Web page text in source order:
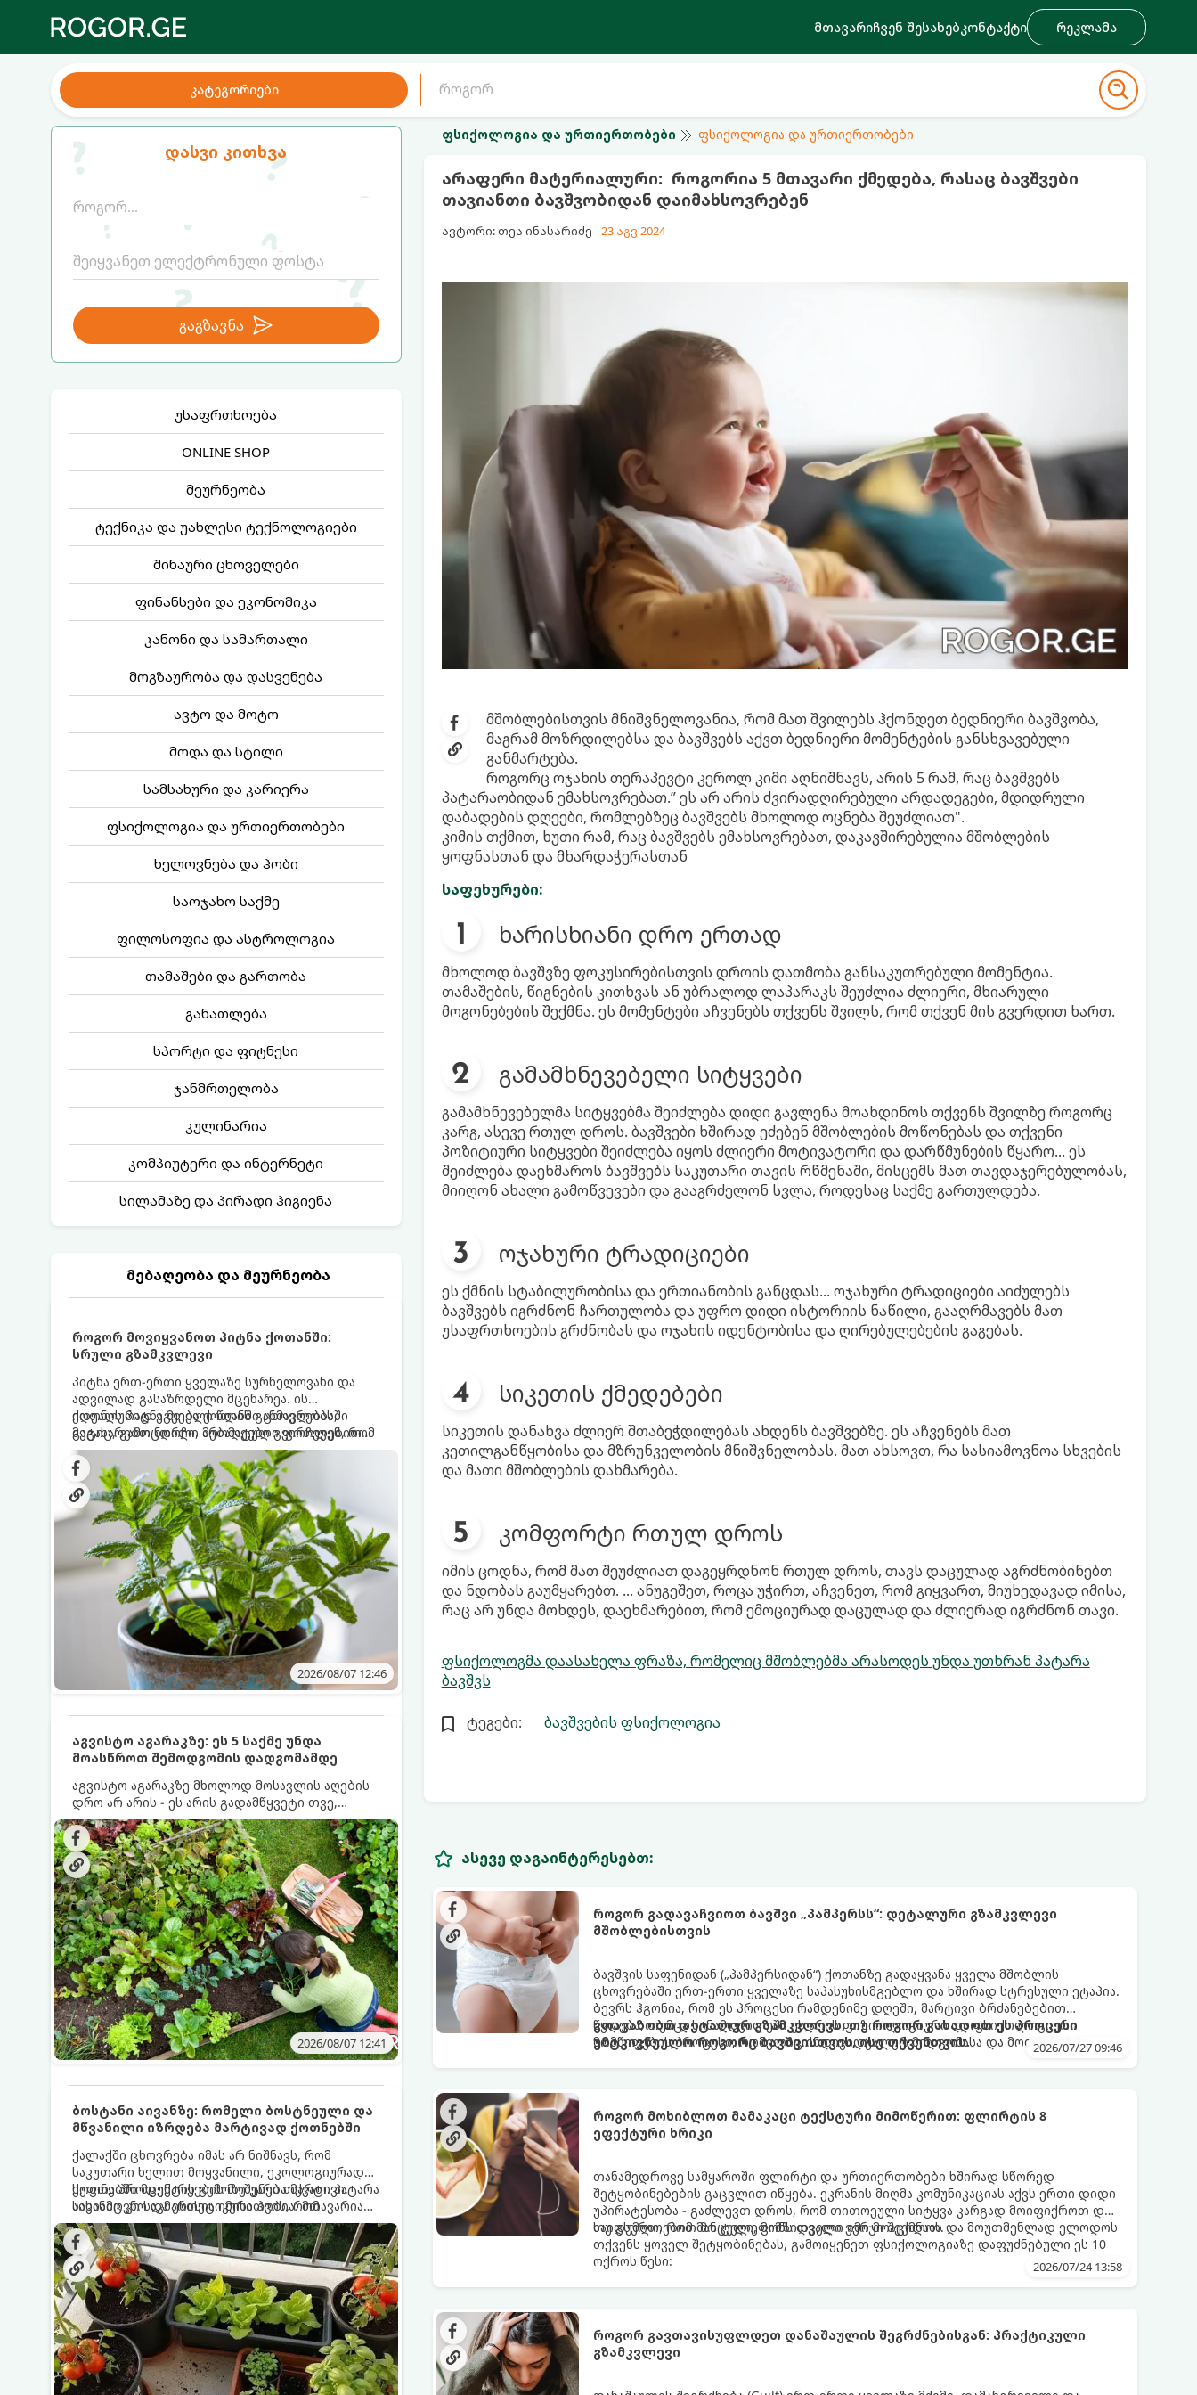
მთავარიჩვენ შესახებკონტაქტი რეკლამა
კატეგორიები
დასვი კითხვა
გაგზავნა
უსაფრთხოება
ONLINE SHOP
მეურნეობა
ტექნიკა და უახლესი ტექნოლოგიები
შინაური ცხოველები
ფინანსები და ეკონომიკა
კანონი და სამართალი
მოგზაურობა და დასვენება
ავტო და მოტო
მოდა და სტილი
სამსახური და კარიერა
ფსიქოლოგია და ურთიერთობები
ხელოვნება და ჰობი
საოჯახო საქმე
ფილოსოფია და ასტროლოგია
თამაშები და გართობა
განათლება
სპორტი და ფიტნესი
ჯანმრთელობა
კულინარია
კომპიუტერი და ინტერნეტი
სილამაზე და პირადი ჰიგიენა
მებაღეობა და მეურნეობა
როგორ მოვიყვანოთ პიტნა ქოთანში:
სრული გზამკვლევი
პიტნა ერთ-ერთი ყველაზე სურნელოვანი და
ადვილად გასაზრდელი მცენარეა. ის
იდეალურად ეგუება ქოთანში ცხოვრებას,
მეტიც, გამოცდილი მებაღეები გვირჩევენ, რომ
პიტნა მხოლოდ ქოთანში მოვიყვანოთ, რადგან
ღია გრუნტში (ბაღში) დარგვისას ის ფესვებით
ძალიან სწრაფად ვრცელდება და სხვა
მცენარეებს ავიწროებს.
ქოთნის პიტნა მთელი წლის განმავლობაში
გაგახარებთ ნორჩი, არომატული ფოთლებით
ჩაის, ლიმონათისა თუ კერძებისთვის.
2026/08/07 12:46
აგვისტო აგარაკზე: ეს 5 საქმე უნდა
მოასწროთ შემოდგომის დადგომამდე
აგვისტო აგარაკზე მხოლოდ მოსავლის აღების
დრო არ არის - ეს არის გადამწყვეტი თვე,
როდესაც საფუძველი ეყრება მომავალი წლის
მოსავალს და ბაღი მზადდება შემოდგომა-
ზამთრის სეზონისთვის. იმისათვის, რომ
ნიადაგმა ენერგია აღიდგინოს, ხოლო
მცენარეებმა ზამთარს გაუძლონ, აგვისტოს
ბოლომდე 5 მნიშვნელოვანი საქმის გაკეთება
უნდა მოასწროთ:
2026/08/07 12:41
ბოსტანი აივანზე: რომელი ბოსტნეული და
მწვანილი იზრდება მარტივად ქოთნებში
ქალაქში ცხოვრება იმას არ ნიშნავს, რომ
საკუთარი ხელით მოყვანილი, ეკოლოგიურად
სუფთა პროდუქტის გემოზე უარი თქვათ. პატარა
აივანიც კი საკმარისია იმისათვის, რომ
მოიწყოთ მინი-ბოსტანი, საიდანაც
ყოველდღიურად ახალ, არომატულ მწვანილსა
და ბოსტნეულს მოკრეფთ.
ქოთნებში მცენარეების მოშენება მარტივი,
სასიამოვნო და ესთეტიკური ჰობია. მთავარია
იცოდეთ, რომელი კულტურები ეგუებიან
ქოთნის პირობებს ყველაზე კარგად და როგორ
მოუაროთ მათ სწორად.
ფსიქოლოგია და ურთიერთობები ფსიქოლოგია და ურთიერთობები
არაფერი მატერიალური: როგორია 5 მთავარი ქმედება, რასაც ბავშვები
თავიანთი ბავშვობიდან დაიმახსოვრებენ
ავტორი: თეა ინასარიძე 23 აგვ 2024
მშობლებისთვის მნიშვნელოვანია, რომ მათ შვილებს ჰქონდეთ ბედნიერი ბავშვობა,
მაგრამ მოზრდილებსა და ბავშვებს აქვთ ბედნიერი მომენტების განსხვავებული
განმარტება.
როგორც ოჯახის თერაპევტი კეროლ კიმი აღნიშნავს, არის 5 რამ, რაც ბავშვებს
პატარაობიდან ემახსოვრებათ.” ეს არ არის ძვირადღირებული არდადეგები, მდიდრული
დაბადების დღეები, რომლებზეც ბავშვებს მხოლოდ ოცნება შეუძლიათ".
კიმის თქმით, ხუთი რამ, რაც ბავშვებს ემახსოვრებათ, დაკავშირებულია მშობლების
ყოფნასთან და მხარდაჭერასთან
საფეხურები:
ხარისხიანი დრო ერთად
მხოლოდ ბავშვზე ფოკუსირებისთვის დროის დათმობა განსაკუთრებული მომენტია.
თამაშების, წიგნების კითხვას ან უბრალოდ ლაპარაკს შეუძლია ძლიერი, მხიარული
მოგონებების შექმნა. ეს მომენტები აჩვენებს თქვენს შვილს, რომ თქვენ მის გვერდით ხართ.
გამამხნევებელი სიტყვები
გამამხნევებელმა სიტყვებმა შეიძლება დიდი გავლენა მოახდინოს თქვენს შვილზე როგორც
კარგ, ასევე რთულ დროს. ბავშვები ხშირად ეძებენ მშობლების მოწონებას და თქვენი
პოზიტიური სიტყვები შეიძლება იყოს ძლიერი მოტივატორი და დარწმუნების წყარო... ეს
შეიძლება დაეხმაროს ბავშვებს საკუთარი თავის რწმენაში, მისცემს მათ თავდაჯერებულობას,
მიიღონ ახალი გამოწვევები და გააგრძელონ სვლა, როდესაც საქმე გართულდება.
ოჯახური ტრადიციები
ეს ქმნის სტაბილურობისა და ერთიანობის განცდას... ოჯახური ტრადიციები აიძულებს
ბავშვებს იგრძნონ ჩართულობა და უფრო დიდი ისტორიის ნაწილი, გააღრმავებს მათ
უსაფრთხოების გრძნობას და ოჯახის იდენტობისა და ღირებულებების გაგებას.
სიკეთის ქმედებები
სიკეთის დანახვა ძლიერ შთაბეჭდილებას ახდენს ბავშვებზე. ეს აჩვენებს მათ
კეთილგანწყობისა და მზრუნველობის მნიშვნელობას. მათ ახსოვთ, რა სასიამოვნოა სხვების
და მათი მშობლების დახმარება.
კომფორტი რთულ დროს
იმის ცოდნა, რომ მათ შეუძლიათ დაგეყრდნონ რთულ დროს, თავს დაცულად აგრძნობინებთ
და ნდობას გაუმყარებთ. ... ანუგეშეთ, როცა უჭირთ, აჩვენეთ, რომ გიყვართ, მიუხედავად იმისა,
რაც არ უნდა მოხდეს, დაეხმარებით, რომ ემოციურად დაცულად და ძლიერად იგრძნონ თავი.
ფსიქოლოგმა დაასახელა ფრაზა, რომელიც მშობლებმა არასოდეს უნდა უთხრან პატარა
ბავშვს
ტეგები: ბავშვების ფსიქოლოგია
ასევე დაგაინტერესებთ:
როგორ გადავაჩვიოთ ბავშვი „პამპერსს“: დეტალური გზამკვლევი
მშობლებისთვის
ბავშვის საფენიდან („პამპერსიდან“) ქოთანზე გადაყვანა ყველა მშობლის
ცხოვრებაში ერთ-ერთი ყველაზე საპასუხისმგებლო და ხშირად სტრესული ეტაპია.
ბევრს ჰგონია, რომ ეს პროცესი რამდენიმე დღეში, მარტივი ბრძანებებით
წყდება, თუმცა სინამდვილეში ეს არის ფიზიოლოგიური და ფსიქოლოგიური
მომწიფების პროცესი, რომელიც ინდივიდუალურ მიდგომასა და მოთმინებას
გთავაზობთ დეტალურ გზამკვლევს, თუ როგორ გახადოთ ეს პროცესი
უმტკივნეულო როგორც ბავშვისთვის, ისე თქვენთვის.
2026/07/27 09:46
როგორ მოხიბლოთ მამაკაცი ტექსტური მიმოწერით: ფლირტის 8
ეფექტური ხრიკი
თანამედროვე სამყაროში ფლირტი და ურთიერთობები ხშირად სწორედ
შეტყობინებების გაცვლით იწყება. ეკრანის მიღმა კომუნიკაციას აქვს ერთი დიდი
უპირატესობა - გაძლევთ დროს, რომ თითოეული სიტყვა კარგად მოიფიქროთ და
საიდუმლოებით მოცული, მიმზიდველი იმიჯი შექმნათ.
თუ გსურთ, რომ მან ტელეფონს თვალი ვერ მოაცილოს და მოუთმენლად ელოდოს
თქვენს ყოველ შეტყობინებას, გამოიყენეთ ფსიქოლოგიაზე დაფუძნებული ეს 10
ოქროს წესი:
2026/07/24 13:58
როგორ გავთავისუფლდეთ დანაშაულის შეგრძნებისგან: პრაქტიკული
გზამკვლევი